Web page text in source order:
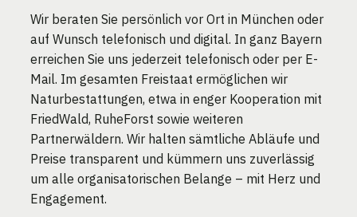
Wir beraten Sie persönlich vor Ort in München oder
auf Wunsch telefonisch und digital. In ganz Bayern
erreichen Sie uns jederzeit telefonisch oder per E-
Mail. Im gesamten Freistaat ermöglichen wir
Naturbestattungen, etwa in enger Kooperation mit
FriedWald, RuheForst sowie weiteren
Partnerwäldern. Wir halten sämtliche Abläufe und
Preise transparent und kümmern uns zuverlässig
um alle organisatorischen Belange – mit Herz und
Engagement.